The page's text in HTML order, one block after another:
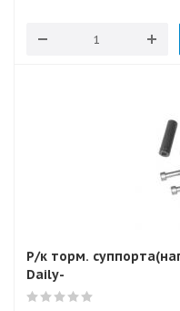
Р/к торм.
Daily-